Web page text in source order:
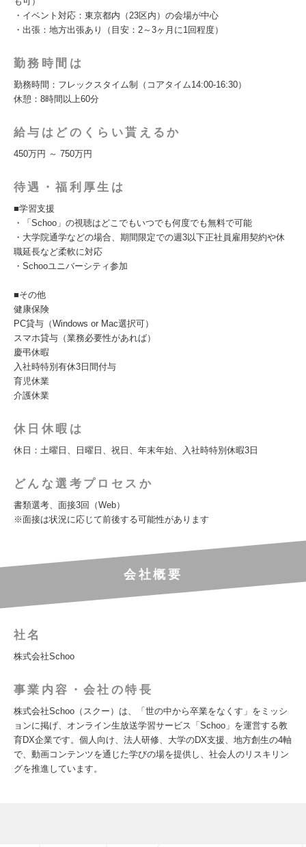
・イベント対応：東京都内（23区内）の会場が中心
・出張：地方出張あり（目安：2～3ヶ月に1回程度）
勤務時間は
勤務時間：フレックスタイム制（コアタイム14:00-16:30）
休憩：8時間以上60分
給与はどのくらい貰えるか
450万円 ～ 750万円
待遇・福利厚生は
■学習支援
・「Schoo」の視聴はどこでもいつでも何度でも無料で可能
・大学院通学などの場合、期間限定での週3以下正社員雇用契約や休
職延長など柔軟に対応
・Schooユニバーシティ参加
■その他
健康保険
PC貸与（Windows or Mac選択可）
スマホ貸与（業務必要性があれば）
慶弔休暇
入社時特別有休3日間付与
育児休業
介護休業
休日休暇は
休日：土曜日、日曜日、祝日、年末年始、入社時特別休暇3日
どんな選考プロセスか
書類選考、面接3回（Web）
※面接は状況に応じて前後する可能性があります
会社概要
社名
株式会社Schoo
事業内容・会社の特長
株式会社Schoo（スクー）は、「世の中から卒業をなくす」をミッシ
ョンに掲げ、オンライン生放送学習サービス「Schoo」を運営する教
育DX企業です。個人向け、法人研修、大学のDX支援、地方創生の4軸
で、動画コンテンツを通じた学びの場を提供し、社会人のリスキリン
グを推進しています。